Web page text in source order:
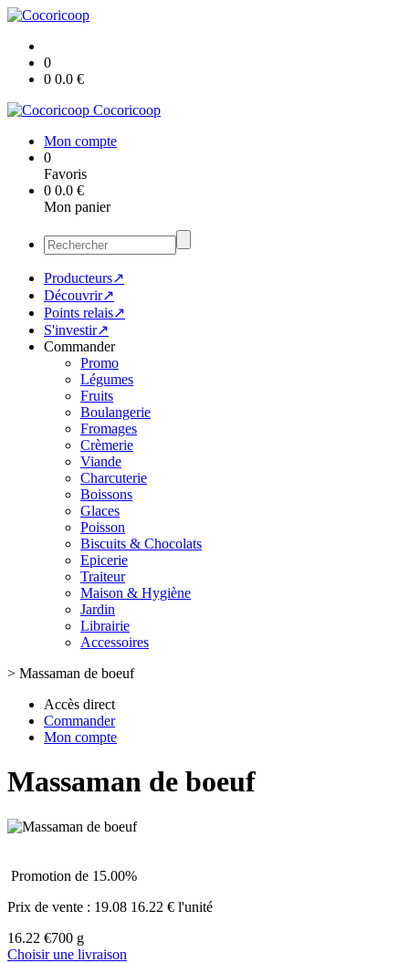
0
0 0.0 €
Cocoricoop
Mon compte
0
Favoris
0 0.0 €
Mon panier
Producteurs↗
Découvrir↗
Points relais↗
S'investir↗
Commander
Promo
Légumes
Fruits
Boulangerie
Fromages
Crèmerie
Viande
Charcuterie
Boissons
Glaces
Poisson
Biscuits & Chocolats
Epicerie
Traiteur
Maison & Hygiène
Jardin
Librairie
Accessoires
> Massaman de boeuf
Accès direct
Commander
Mon compte
Massaman de boeuf
Promotion de 15.00%
Prix de vente : 19.08 16.22 € l'unité
16.22 €700 g
Choisir une livraison